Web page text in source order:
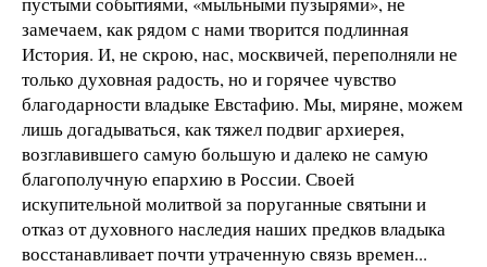
замечаем, как рядом с нами творится подлинная
История. И, не скрою, нас, москвичей, переполняли не
только духовная радость, но и горячее чувство
благодарности владыке Евстафию. Мы, миряне, можем
лишь догадываться, как тяжел подвиг архиерея,
возглавившего самую большую и далеко не самую
благополучную епархию в России. Своей
искупительной молитвой за поруганные святыни и
отказ от духовного наследия наших предков владыка
восстанавливает почти утраченную связь времен...